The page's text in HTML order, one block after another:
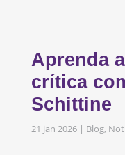
Aprenda
crítica
Schittine
21 jan 2026| Blog,